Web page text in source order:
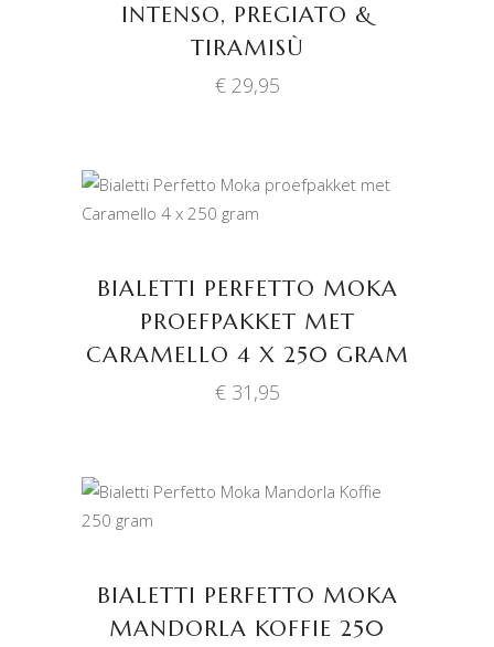
INTENSO, PREGIATO &
TIRAMISÙ
€29,95
TOEVOEGEN AAN
WINKELWAGEN
BIALETTI PERFETTO MOKA
PROEFPAKKET MET
CARAMELLO 4 X 250 GRAM
€31,95
BIALETTI PERFETTO MOKA
MANDORLA KOFFIE 250